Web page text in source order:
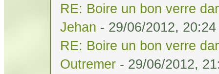
RE: Boire un bon verre
Jehan - 29/06/2012, 20:24
RE: Boire un bon verre
Outremer - 29/06/2012,